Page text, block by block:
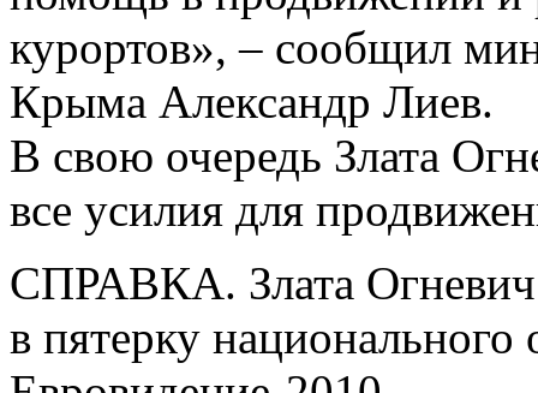
курортов», – сообщил
Крыма Александр Лиев.
В свою очередь Злата
все усилия для
СПРАВКА. Злата Огневич
в пятерку национального